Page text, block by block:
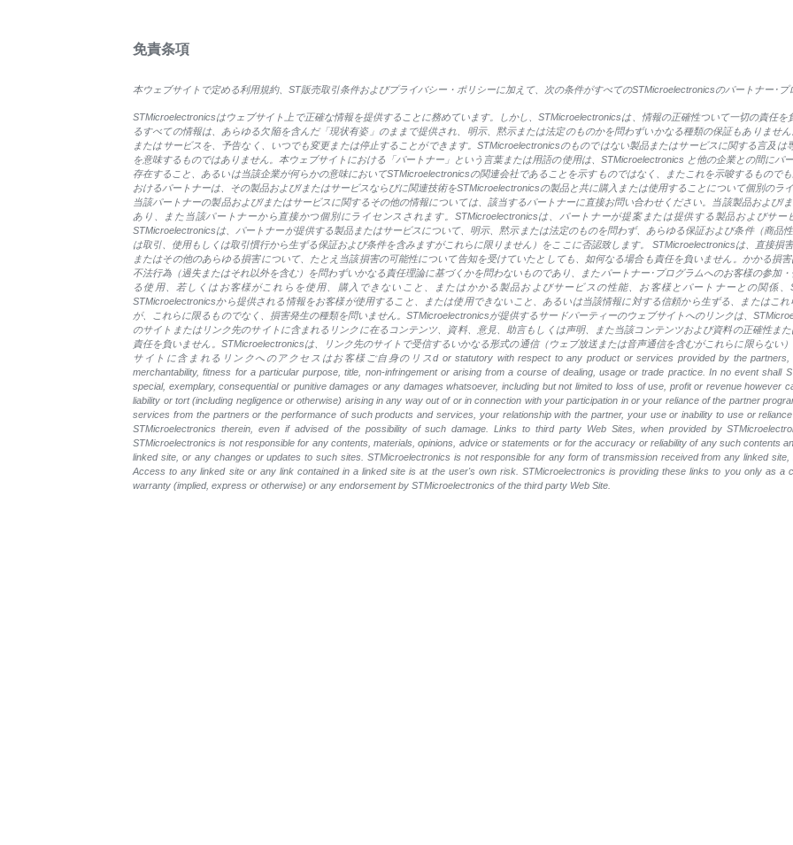
免責条項
本ウェブサイトで定める利用規約、ST販売取引条件およびプライバシー・ポリシーに加えて、次の条件がすべてのSTMicroelectronicsのパートナー･プ
STMicroelectronicsはウェブサイト上で正確な情報を提供することに務めています。しかし、STMicroelectronicsは、情報の正確性ついて一切の責任
るすべての情報は、あらゆる欠陥を含んだ「現状有姿」のままで提供され、明示、黙示または法定のものかを問わずいかなる種類の保証もありませ
またはサービスを、予告なく、いつでも変更または停止することができます。STMicroelectronicsのものではない製品またはサービスに関する言及
を意味するものではありません。本ウェブサイトにおける「パートナー」という言葉または用語の使用は、STMicroelectronics と他の企業との間にパ
存在すること、あるいは当該企業が何らかの意味においてSTMicroelectronicsの関連会社であることを示すものではなく、またこれを示唆するもので
おけるパートナーは、その製品および/またはサービスならびに関連技術をSTMicroelectronicsの製品と共に購入または使用することについて個別のラ
当該パートナーの製品および/またはサービスに関するその他の情報については、該当するパートナーに直接お問い合わせください。当該製品および/
あり、また当該パートナーから直接かつ個別にライセンスされます。STMicroelectronicsは、パートナーが提案または提供する製品およびサー
STMicroelectronicsは、パートナーが提供する製品またはサービスについて、明示、黙示または法定のものを問わず、あらゆる保証および条件（商品
は取引、使用もしくは取引慣行から生ずる保証および条件を含みますがこれらに限りません）をここに否認致します。 STMicroelectronicsは、直接損
またはその他のあらゆる損害について、たとえ当該損害の可能性について告知を受けていたとしても、如何なる場合も責任を負いません。かかる損
不法行為（過失またはそれ以外を含む）を問わずいかなる責任理論に基づくかを問わないものであり、またパートナー･プログラムへのお客様の参加
る使用、若しくはお客様がこれらを使用、購入できないこと、またはかかる製品およびサービスの性能、お客様とパートナーとの関係、
STMicroelectronicsから提供される情報をお客様が使用すること、または使用できないこと、あるいは当該情報に対する信頼から生ずる、またはこ
が、これらに限るものでなく、損害発生の種類を問いません。STMicroelectronicsが提供するサードパーティーのウェブサイトへのリンクは、
のサイトまたはリンク先のサイトに含まれるリンクに在るコンテンツ、資料、意見、助言もしくは声明、また当該コンテンツおよび資料の正確性ま
責任を負いません。STMicroelectronicsは、リンク先のサイトで受信するいかなる形式の通信（ウェブ放送または音声通信を含むがこれらに限らない
サイトに含まれるリンクへのアクセスはお客様ご自身のリスd or statutory with respect to any product or services provided by the partners,
merchantability, fitness for a particular purpose, title, non-infringement or arising from a course of dealing, usage or trade practice. In no event shall
special, exemplary, consequential or punitive damages or any damages whatsoever, including but not limited to loss of use, profit or revenue however
liability or tort (including negligence or otherwise) arising in any way out of or in connection with your participation in or your reliance of the partner
services from the partners or the performance of such products and services, your relationship with the partner, your use or inability to use or
STMicroelectronics therein, even if advised of the possibility of such damage. Links to third party Web Sites, when provided by
STMicroelectronics is not responsible for any contents, materials, opinions, advice or statements or for the accuracy or reliability of any such contents
linked site, or any changes or updates to such sites. STMicroelectronics is not responsible for any form of transmission received from any linked site,
Access to any linked site or any link contained in a linked site is at the user's own risk. STMicroelectronics is providing these links to you only as a
warranty (implied, express or otherwise) or any endorsement by STMicroelectronics of the third party Web Site.